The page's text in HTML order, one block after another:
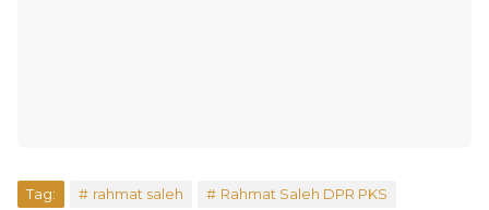
Tag: rahmat saleh Rahmat Saleh DPR PKS